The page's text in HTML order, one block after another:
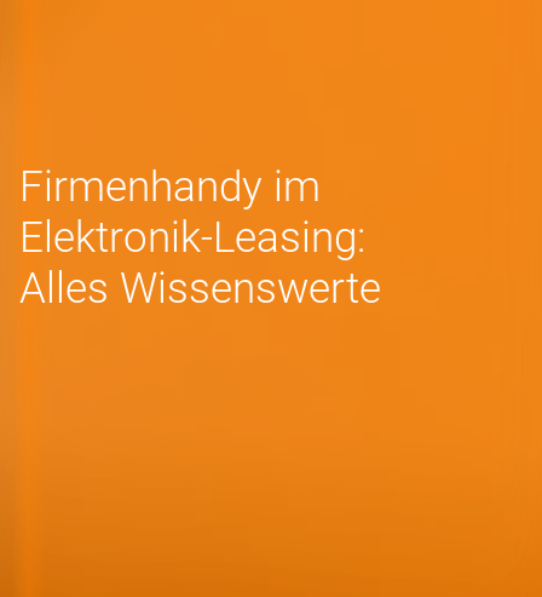
Firmenhandy im
Elektronik-Leasing:
Alles Wissenswerte